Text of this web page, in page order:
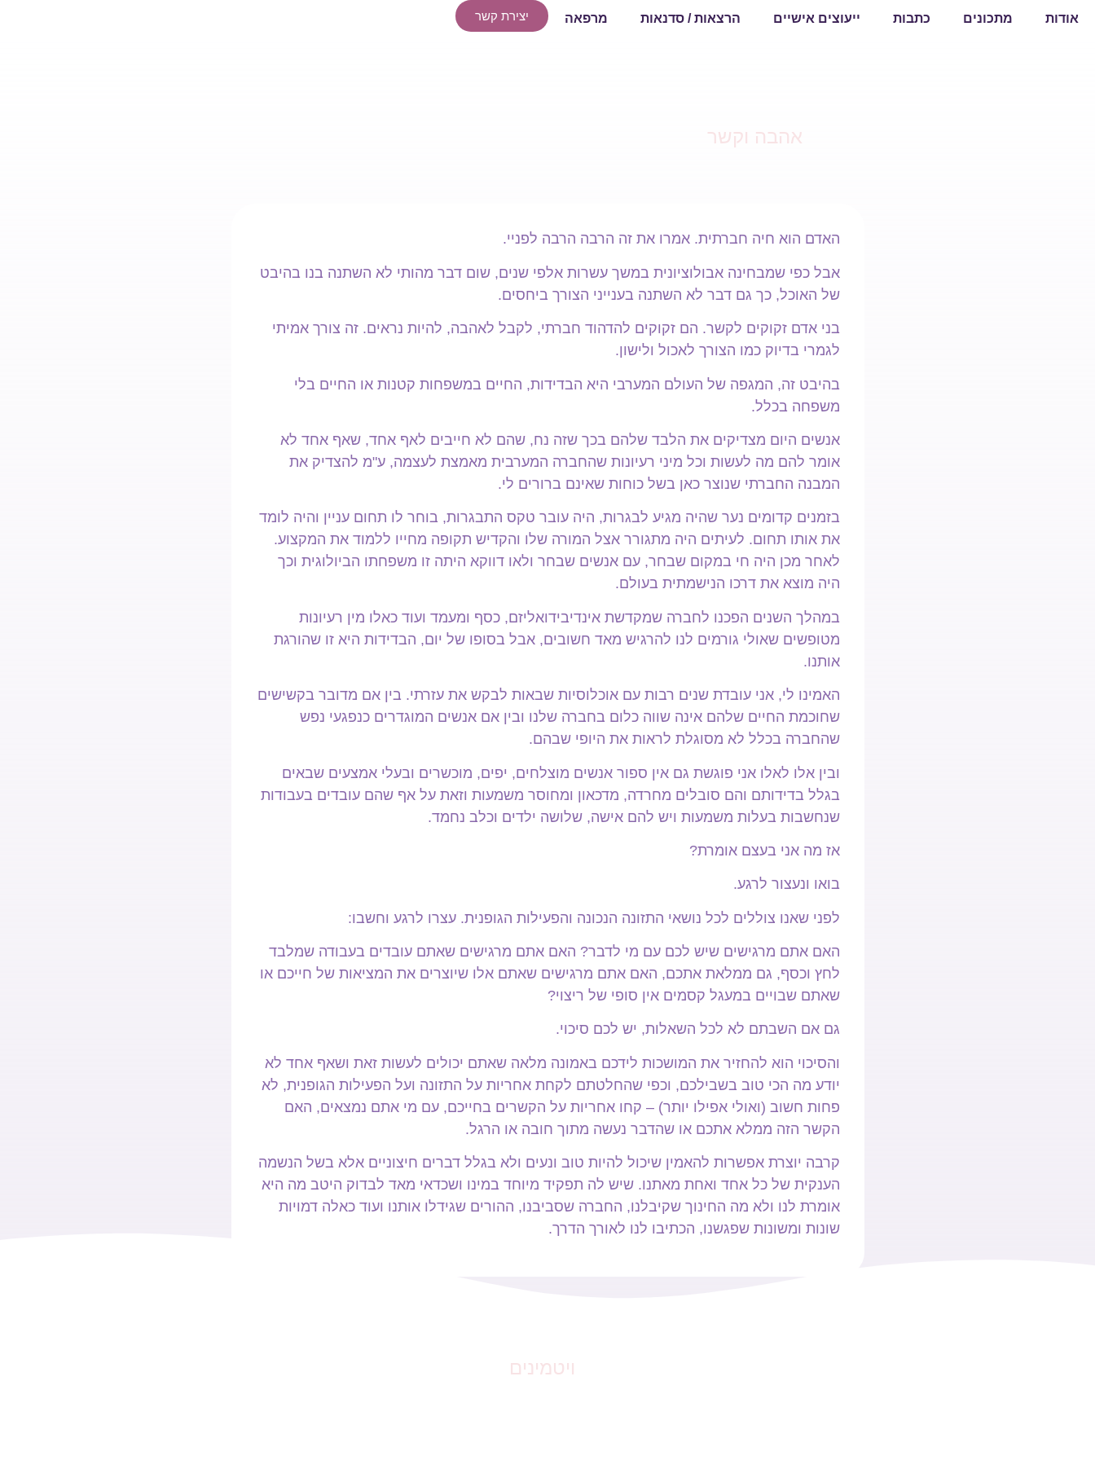
אודות מתכונים כתבות ייעוצים אישיים הרצאות / סדנאות מרפאה יצירת קשר
אהבה וקשר
האדם הוא חיה חברתית. אמרו את זה הרבה הרבה לפניי.
אבל כפי שמבחינה אבולוציונית במשך עשרות אלפי שנים, שום דבר מהותי לא השתנה בנו בהיבט
של האוכל, כך גם דבר לא השתנה בענייני הצורך ביחסים.
בני אדם זקוקים לקשר. הם זקוקים להדהוד חברתי, לקבל לאהבה, להיות נראים. זה צורך אמיתי
לגמרי בדיוק כמו הצורך לאכול ולישון.
בהיבט זה, המגפה של העולם המערבי היא הבדידות, החיים במשפחות קטנות או החיים בלי
משפחה בכלל.
אנשים היום מצדיקים את הלבד שלהם בכך שזה נח, שהם לא חייבים לאף אחד, שאף אחד לא
אומר להם מה לעשות וכל מיני רעיונות שהחברה המערבית מאמצת לעצמה, ע"מ להצדיק את
המבנה החברתי שנוצר כאן בשל כוחות שאינם ברורים לי.
בזמנים קדומים נער שהיה מגיע לבגרות, היה עובר טקס התבגרות, בוחר לו תחום עניין והיה לומד
את אותו תחום. לעיתים היה מתגורר אצל המורה שלו והקדיש תקופה מחייו ללמוד את המקצוע.
לאחר מכן היה חי במקום שבחר, עם אנשים שבחר ולאו דווקא היתה זו משפחתו הביולוגית וכך
היה מוצא את דרכו הנישמתית בעולם.
במהלך השנים הפכנו לחברה שמקדשת אינדיבידואליזם, כסף ומעמד ועוד כאלו מין רעיונות
מטופשים שאולי גורמים לנו להרגיש מאד חשובים, אבל בסופו של יום, הבדידות היא זו שהורגת
אותנו.
האמינו לי, אני עובדת שנים רבות עם אוכלוסיות שבאות לבקש את עזרתי. בין אם מדובר בקשישים
שחוכמת החיים שלהם אינה שווה כלום בחברה שלנו ובין אם אנשים המוגדרים כנפגעי נפש
שהחברה בכלל לא מסוגלת לראות את היופי שבהם.
ובין אלו לאלו אני פוגשת גם אין ספור אנשים מוצלחים, יפים, מוכשרים ובעלי אמצעים שבאים
בגלל בדידותם והם סובלים מחרדה, מדכאון ומחוסר משמעות וזאת על אף שהם עובדים בעבודות
שנחשבות בעלות משמעות ויש להם אישה, שלושה ילדים וכלב נחמד.
אז מה אני בעצם אומרת?
בואו ונעצור לרגע.
לפני שאנו צוללים לכל נושאי התזונה הנכונה והפעילות הגופנית. עצרו לרגע וחשבו:
האם אתם מרגישים שיש לכם עם מי לדבר? האם אתם מרגישים שאתם עובדים בעבודה שמלבד
לחץ וכסף, גם ממלאת אתכם, האם אתם מרגישים שאתם אלו שיוצרים את המציאות של חייכם או
שאתם שבויים במעגל קסמים אין סופי של ריצוי?
גם אם השבתם לא לכל השאלות, יש לכם סיכוי.
והסיכוי הוא להחזיר את המושכות לידכם באמונה מלאה שאתם יכולים לעשות זאת ושאף אחד לא
יודע מה הכי טוב בשבילכם, וכפי שהחלטתם לקחת אחריות על התזונה ועל הפעילות הגופנית, לא
פחות חשוב (ואולי אפילו יותר) – קחו אחריות על הקשרים בחייכם, עם מי אתם נמצאים, האם
הקשר הזה ממלא אתכם או שהדבר נעשה מתוך חובה או הרגל.
קרבה יוצרת אפשרות להאמין שיכול להיות טוב ונעים ולא בגלל דברים חיצוניים אלא בשל הנשמה
הענקית של כל אחד ואחת מאתנו. שיש לה תפקיד מיוחד במינו ושכדאי מאד לבדוק היטב מה היא
אומרת לנו ולא מה החינוך שקיבלנו, החברה שסביבנו, ההורים שגידלו אותנו ועוד כאלה דמויות
שונות ומשונות שפגשנו, הכתיבו לנו לאורך הדרך.
ויטמינים